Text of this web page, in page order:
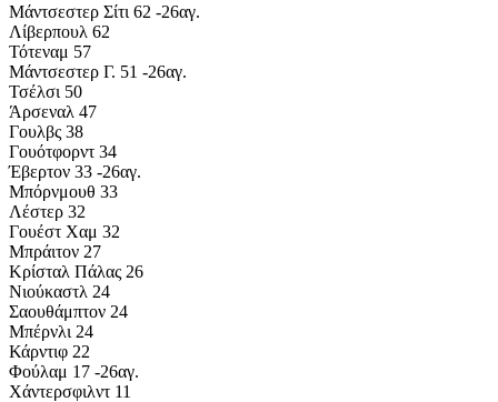
Μάντσεστερ Σίτι 62 -26αγ.
Λίβερπουλ 62
Τότεναμ 57
Μάντσεστερ Γ. 51 -26αγ.
Τσέλσι 50
Άρσεναλ 47
Γουλβς 38
Γουότφορντ 34
Έβερτον 33 -26αγ.
Μπόρνμουθ 33
Λέστερ 32
Γουέστ Χαμ 32
Μπράιτον 27
Κρίσταλ Πάλας 26
Νιούκαστλ 24
Σαουθάμπτον 24
Μπέρνλι 24
Κάρντιφ 22
Φούλαμ 17 -26αγ.
Χάντερσφιλντ 11